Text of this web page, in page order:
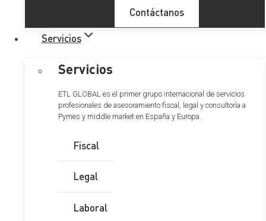
Contáctanos
Servicios
Servicios
ETL GLOBAL es el primer grupo internacional de servicios
profesionales de asesoramiento fiscal, legal y consultoría a
Pymes y middle market en España y Europa.
Fiscal
Legal
Laboral
Régimen fiscal especial para las empresas
I. IMPUESTO SOBRE SOCIEDADES E
RESIDENTES (CON
1. Tipos de gravamen de las
empresas emergentes
de una empresa emergente
efectuar pagos fraccionados
II. IMPUESTO SOBRE LA RENTA DE
1. Rendimientos del trabajo en